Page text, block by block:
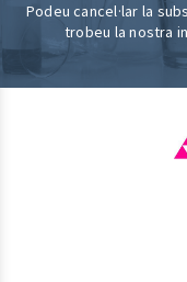
Podeu cancel·lar la
trobeu la nostra